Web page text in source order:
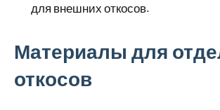
для внешних откосов.
Материалы для
откосов